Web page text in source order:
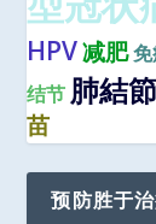
HPV减肥
结节 肺結節
苗
预防胜于